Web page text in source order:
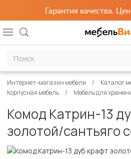
Гарантия качества.
Интернет-магазин мебели
Каталог
Корпусная мебель
Мебель для
Комод Катрин-13
золотой/сантьяго